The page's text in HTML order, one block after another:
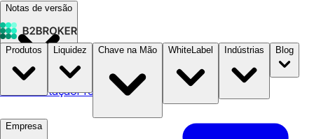
Notas de versão
DocumentaçãoPreços B2STORE
Produtos Liquidez Chave na Mão WhiteLabel Indústrias Blog
Empresa